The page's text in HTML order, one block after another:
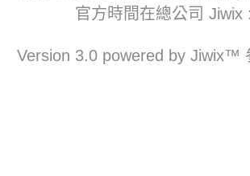
官方時間在總公司
Version 3.0 powered by Jiwix™